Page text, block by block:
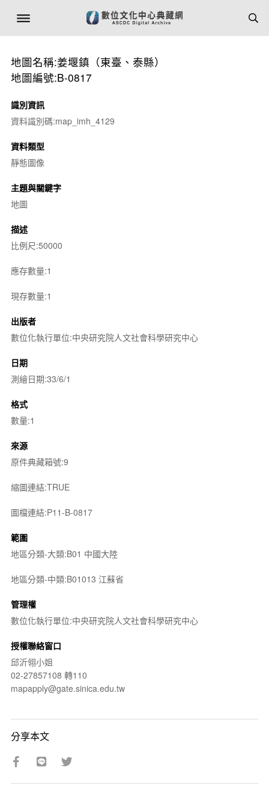
地圖名稱:姜堰鎮（東臺、泰縣）
地圖編號:B-0817
識別資訊
資料識別碼:map_imh_4129
資料類型
靜態圖像
主題與關鍵字
地圖
描述
比例尺:50000
應存數量:1
現存數量:1
出版者
數位化執行單位:中央研究院人文社會科學研究中心
日期
測繪日期:33/6/1
格式
數量:1
來源
原件典藏箱號:9
縮圖連結:TRUE
圖檔連結:P11-B-0817
範圍
地區分類-大類:B01 中國大陸
地區分類-中類:B01013 江蘇省
管理權
數位化執行單位:中央研究院人文社會科學研究中心
授權聯絡窗口
邱沂翎小姐
02-27857108 轉110
mapapply@gate.sinica.edu.tw
分享本文